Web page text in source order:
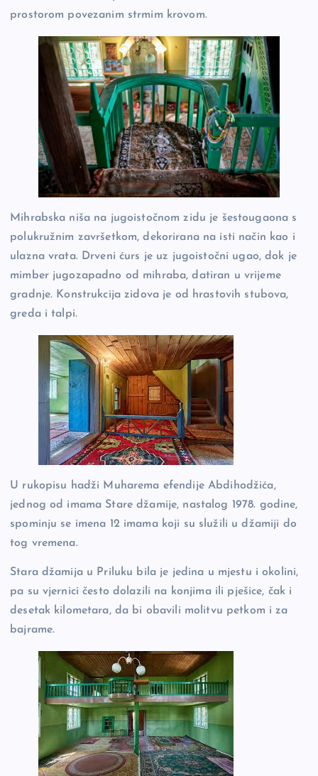
prostorom povezanim strmim krovom.
Mihrabska niša na jugoistočnom zidu je šestougaona s
polukružnim završetkom, dekorirana na isti način kao i
ulazna vrata. Drveni ćurs je uz jugoistočni ugao, dok je
mimber jugozapadno od mihraba, datiran u vrijeme
gradnje. Konstrukcija zidova je od hrastovih stubova,
greda i talpi.
U rukopisu hadži Muharema efendije Abdihodžića,
jednog od imama Stare džamije, nastalog 1978. godine,
spominju se imena 12 imama koji su služili u džamiji do
tog vremena.
Stara džamija u Priluku bila je jedina u mjestu i okolini,
pa su vjernici često dolazili na konjima ili pješice, čak i
desetak kilometara, da bi obavili molitvu petkom i za
bajrame.